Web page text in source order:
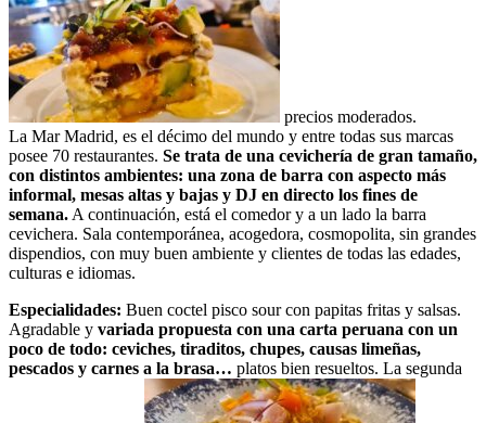
precios moderados.
La Mar Madrid, es el décimo del mundo y entre todas sus marcas
posee 70 restaurantes. Se trata de una cevichería de gran tamaño,
con distintos ambientes: una zona de barra con aspecto más
informal, mesas altas y bajas y DJ en directo los fines de
semana. A continuación, está el comedor y a un lado la barra
cevichera. Sala contemporánea, acogedora, cosmopolita, sin grandes
dispendios, con muy buen ambiente y clientes de todas las edades,
culturas e idiomas.
Especialidades: Buen coctel pisco sour con papitas fritas y salsas.
Agradable y variada propuesta con una carta peruana con un
poco de todo: ceviches, tiraditos, chupes, causas limeñas,
pescados y carnes a la brasa… platos bien resueltos. La segunda